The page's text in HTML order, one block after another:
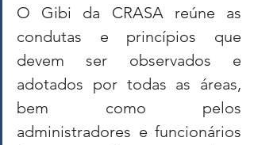
O Gibi da CRASA reúne as
condutas e princípios que
devem ser observados e
adotados por todas as áreas,
bem como pelos
administradores e funcionários